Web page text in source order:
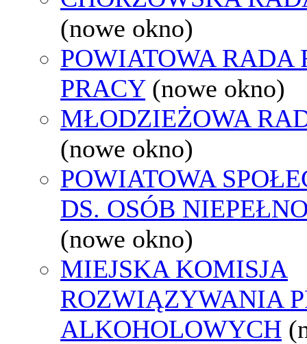
(nowe okno)
POWIATOWA RADA
PRACY (nowe okno)
MŁODZIEŻOWA
(nowe okno)
POWIATOWA
DS. OSÓB
(nowe okno)
MIEJSKA KOMISJA
ROZWIĄZYWANIA
ALKOHOLOWYCH